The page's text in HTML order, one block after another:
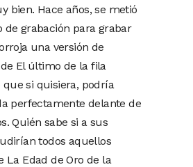
bien. Hace años, se metió
de grabación para grabar
una versión de
de El último de la fila
si quisiera, podría
perfectamente delante de
Quién sabe si a sus
todos aquellos
La Edad de Oro de la